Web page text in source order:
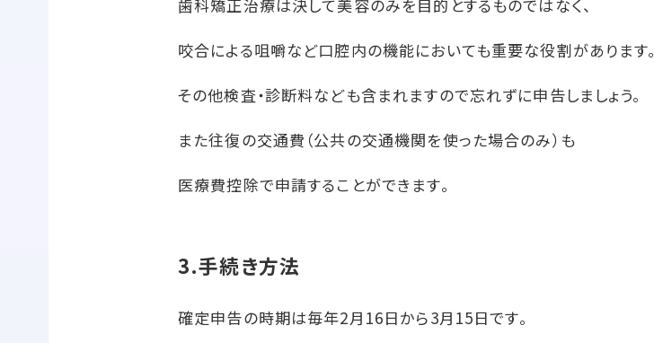
歯科矯正治療は決して美容のみを目的とするものではなく、
咬合による咀嚼など口腔内の機能においても重要な役割があります。
その他検査・診断料なども含まれますので忘れずに申告しましょう。
また往復の交通費（公共の交通機関を使った場合のみ）も
医療費控除で申請することができます。
3.手続き方法
確定申告の時期は毎年2月16日から3月15日です。